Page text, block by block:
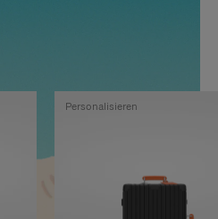
Personalisieren